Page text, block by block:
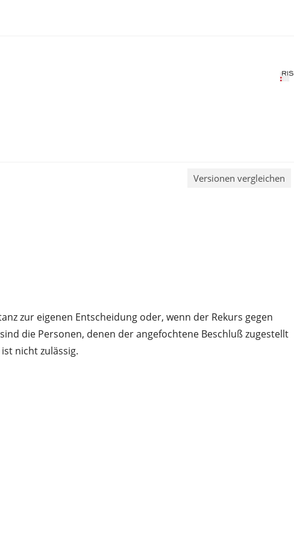
Versionen vergleichen
zur eigenen Entscheidung oder, wenn der Rekurs gegen
die Personen, denen der angefochtene Beschluß zugestellt
nicht zulässig.